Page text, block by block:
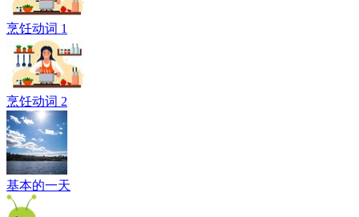
烹饪动词 1
烹饪动词 2
基本的一天